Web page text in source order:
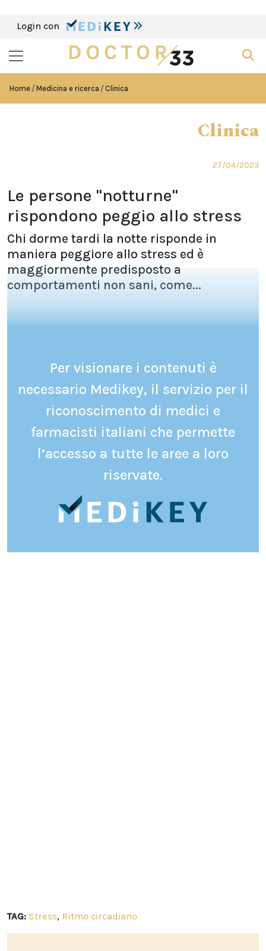
Login con
Home Medicina e ricerca Clinica
Clinica
27/04/2023
Le persone "notturne"
rispondono peggio allo stress
Chi dorme tardi la notte risponde in
maniera peggiore allo stress ed è
maggiormente predisposto a
comportamenti non sani, come...
Per visionare i contenuti è
necessario Medikey, il servizio per il
riconoscimento di medici e
farmacisti italiani che permette
l’accesso a tutte le aree a loro
riservate.
TAG: Stress, Ritmo circadiano